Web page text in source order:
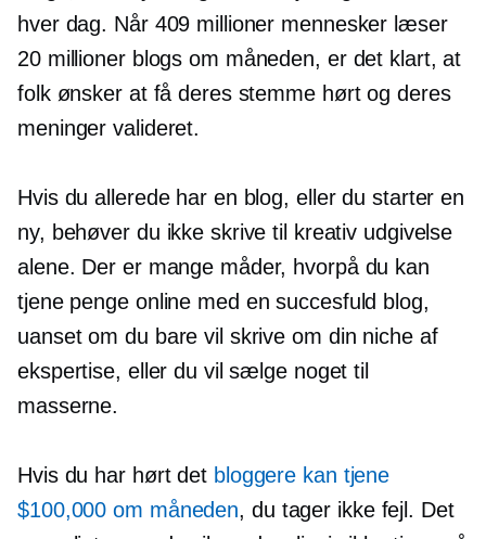
hver dag. Når 409 millioner mennesker læser
20 millioner blogs om måneden, er det klart, at
folk ønsker at få deres stemme hørt og deres
meninger valideret.
Hvis du allerede har en blog, eller du starter en
ny, behøver du ikke skrive til kreativ udgivelse
alene. Der er mange måder, hvorpå du kan
tjene penge online med en succesfuld blog,
uanset om du bare vil skrive om din niche af
ekspertise, eller du vil sælge noget til
masserne.
Hvis du har hørt det bloggere kan tjene
$100,000 om måneden, du tager ikke fejl. Det